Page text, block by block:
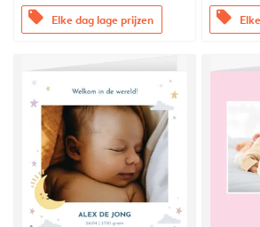
offers Elke dag lage prijzen offers